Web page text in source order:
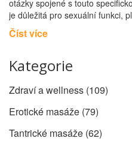
otázky spojené s touto
je důležitá pro sexuální funkci,
jak ji můžete začlenit do své
Číst více
Kategorie
Zdraví a wellness (109)
Erotické masáže (79)
Tantrické masáže (62)